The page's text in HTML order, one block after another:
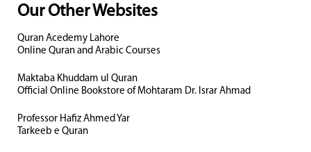
Our Other Websites
Quran Acedemy Lahore
Online Quran and Arabic Courses
Maktaba Khuddam ul Quran
Official Online Bookstore of Mohtaram Dr. Israr Ahmad
Professor Hafiz Ahmed Yar
Tarkeeb e Quran